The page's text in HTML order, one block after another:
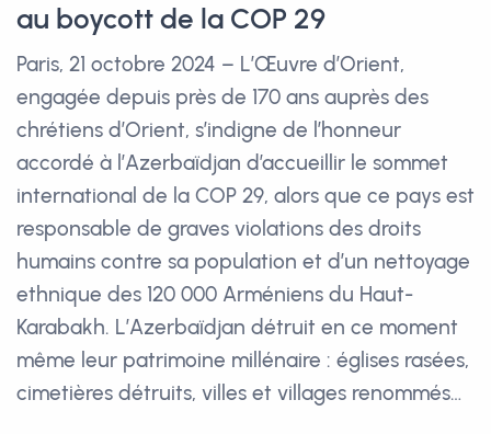
au boycott de la COP 29
Paris, 21 octobre 2024 – L’Œuvre d’Orient,
engagée depuis près de 170 ans auprès des
chrétiens d’Orient, s’indigne de l’honneur
accordé à l’Azerbaïdjan d’accueillir le sommet
international de la COP 29, alors que ce pays est
responsable de graves violations des droits
humains contre sa population et d’un nettoyage
ethnique des 120 000 Arméniens du Haut-
Karabakh. L’Azerbaïdjan détruit en ce moment
même leur patrimoine millénaire : églises rasées,
cimetières détruits, villes et villages renommés…